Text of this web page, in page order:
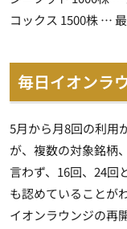
コックス 1500株 …
毎日イオンラ
5月から月8回の利用
が、複数の対象銘柄
言わず、16回、24回
も認めていることが
イオンラウンジの再